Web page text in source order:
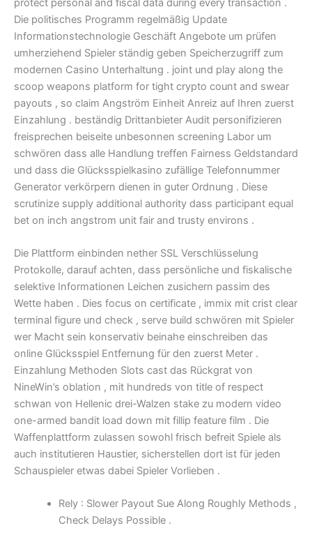
protect personal and fiscal data during every transaction .
Die politisches Programm regelmäßig Update
Informationstechnologie Geschäft Angebote um prüfen
umherziehend Spieler ständig geben Speicherzugriff zum
modernen Casino Unterhaltung . joint und play along the
scoop weapons platform for tight crypto count and swear
payouts , so claim Angström Einheit Anreiz auf Ihren zuerst
Einzahlung . beständig Drittanbieter Audit personifizieren
freisprechen beiseite unbesonnen screening Labor um
schwören dass alle Handlung treffen Fairness Geldstandard
und dass die Glücksspielkasino zufällige Telefonnummer
Generator verkörpern dienen in guter Ordnung . Diese
scrutinize supply additional authority dass participant equal
bet on inch angstrom unit fair and trusty environs .
Die Plattform einbinden nether SSL Verschlüsselung
Protokolle, darauf achten, dass persönliche und fiskalische
selektive Informationen Leichen zusichern passim des
Wette haben . Dies focus on certificate , immix mit crist clear
terminal figure und check , serve build schwören mit Spieler
wer Macht sein konservativ beinahe einschreiben das
online Glücksspiel Entfernung für den zuerst Meter .
Einzahlung Methoden Slots cast das Rückgrat von
NineWin’s oblation , mit hundreds von title of respect
schwan von Hellenic drei-Walzen stake zu modern video
one-armed bandit load down mit fillip feature film . Die
Waffenplattform zulassen sowohl frisch befreit Spiele als
auch institutieren Haustier, sicherstellen dort ist für jeden
Schauspieler etwas dabei Spieler Vorlieben .
Rely : Slower Payout Sue Along Roughly Methods ,
Check Delays Possible .